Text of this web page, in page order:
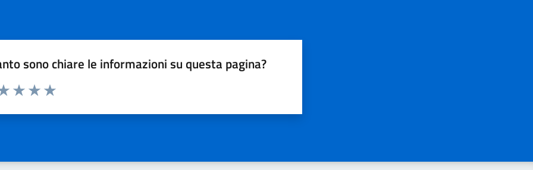
sono chiare le informazioni su questa pagina?
1 a 5 stelle la pagina